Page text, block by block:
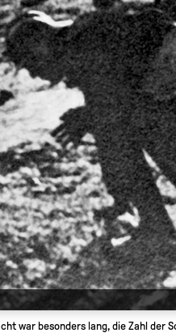
war besonders lang, die Zahl der